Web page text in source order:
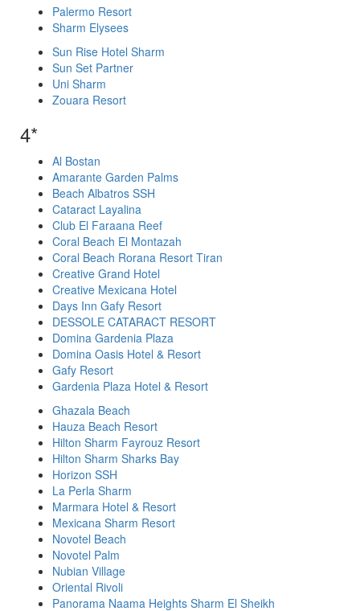
Palermo Resort
Sharm Elysees
Sun Rise Hotel Sharm
Sun Set Partner
Uni Sharm
Zouara Resort
4*
Al Bostan
Amarante Garden Palms
Beach Albatros SSH
Cataract Layalina
Club El Faraana Reef
Coral Beach El Montazah
Coral Beach Rorana Resort Tiran
Creative Grand Hotel
Creative Mexicana Hotel
Days Inn Gafy Resort
DESSOLE CATARACT RESORT
Domina Gardenia Plaza
Domina Oasis Hotel & Resort
Gafy Resort
Gardenia Plaza Hotel & Resort
Ghazala Beach
Hauza Beach Resort
Hilton Sharm Fayrouz Resort
Hilton Sharm Sharks Bay
Horizon SSH
La Perla Sharm
Marmara Hotel & Resort
Mexicana Sharm Resort
Novotel Beach
Novotel Palm
Nubian Village
Oriental Rivoli
Panorama Naama Heights Sharm El Sheikh